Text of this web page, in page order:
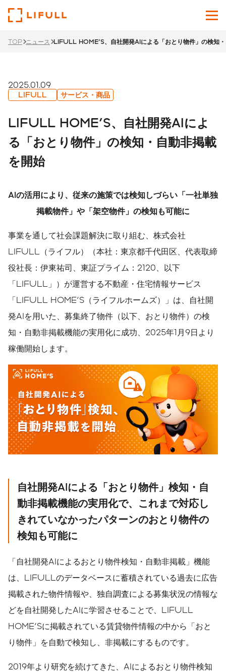
Japanese English
サービス
ニュース
サステナビリティ
TOP ニュース LIFULL HOME'S、自社開発AIによる「おとり物件」の検知
2025.01.09
LIFULL サービス・商品
LIFULL HOME'S、自社開発AIによ
る「おとり物件」の検知・自動非掲載
を開始
AIの活用により、従来の施策では検知しづらい「一社単独
掲載物件」や「架空物件」の検知も可能に
事業を通して社会課題解決に取り組む、株式会社
LIFULL（ライフル）（本社：東京都千代田区、代表取締
役社長：伊東祐司、東証プライム：2120、以下
「LIFULL」）が運営する不動産・住宅情報サービス
「LIFULL HOME'S（ライフルホームズ）」は、自社開
発AIを用いた、募集終了物件（以下、おとり物件）の検
知・自動非掲載機能の実用化に成功、2025年1月9日より
稼働開始します。
自社開発AIによる 「おとり物件」検知・自
動非掲載機能の実用化で、 これまで対応し
きれていなかったパターンのおとり物件の
検知も可能に
「自社開発AIによるおとり物件検知・自動非掲載」機能
は、LIFULLのデータベースに蓄積されている過去に広告
掲載された物件情報や、独自調査による募集状況の情報な
どを自社開発したAIに学習させることで、LIFULL
HOME'Sに掲載されている賃貸物件情報の中から「おと
り物件」を自動で検知し、非掲載にするものです。
2019年より研究を続けてきた、AIによるおとり物件検知